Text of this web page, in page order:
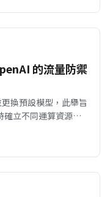
的流量防禦
換預設模型，此舉旨
確立不同運算資源的